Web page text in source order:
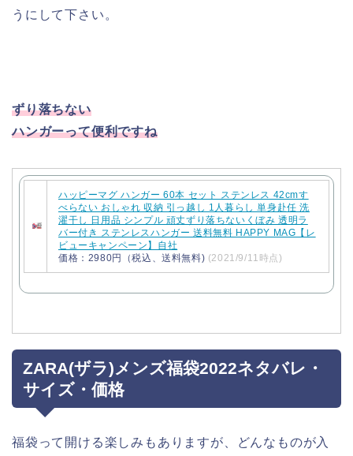
うにして下さい。
ずり落ちない
ハンガーって便利ですね
ハッピーマグ ハンガー 60本 セット ステンレス 42cmす
べらない おしゃれ 収納 引っ越し 1人暮らし 単身赴任 洗
濯干し 日用品 シンプル 頑丈ずり落ちないくぼみ 透明ラ
バー付き ステンレスハンガー 送料無料 HAPPY MAG【レ
ビューキャンペーン】自社
価格：2980円（税込、送料無料) (2021/9/11時点)
ZARA(ザラ)メンズ福袋2022ネタバレ・
サイズ・価格
福袋って開ける楽しみもありますが、どんなものが入